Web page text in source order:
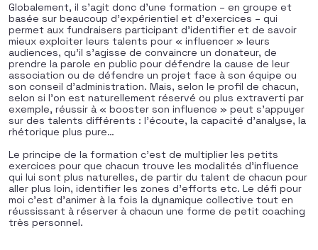
Globalement, il s’agit donc d’une formation – en groupe et
basée sur beaucoup d’expérientiel et d’exercices – qui
permet aux fundraisers participant d’identifier et de savoir
mieux exploiter leurs talents pour « influencer » leurs
audiences, qu’il s’agisse de convaincre un donateur, de
prendre la parole en public pour défendre la cause de leur
association ou de défendre un projet face à son équipe ou
son conseil d’administration. Mais, selon le profil de chacun,
selon si l’on est naturellement réservé ou plus extraverti par
exemple, réussir à « booster son influence » peut s’appuyer
sur des talents différents : l’écoute, la capacité d’analyse, la
rhétorique plus pure…
Le principe de la formation c’est de multiplier les petits
exercices pour que chacun trouve les modalités d’influence
qui lui sont plus naturelles, de partir du talent de chacun pour
aller plus loin, identifier les zones d’efforts etc. Le défi pour
moi c’est d’animer à la fois la dynamique collective tout en
réussissant à réserver à chacun une forme de petit coaching
très personnel.